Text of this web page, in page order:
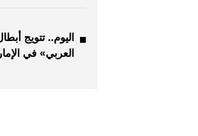
اليوم.. تتويج
العربي» في